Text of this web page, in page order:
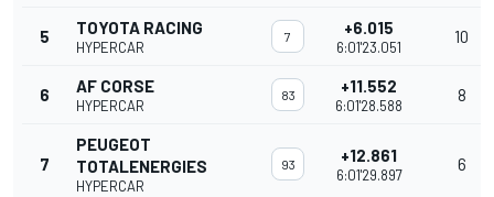
5 TOYOTA RACING
HYPERCAR
7 +6.015
6:01'23.051
10
6 AF CORSE
HYPERCAR
83 +11.552
6:01'28.588
8
7
PEUGEOT
TOTALENERGIES
HYPERCAR
93 +12.861
6:01'29.897
6